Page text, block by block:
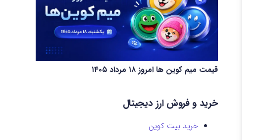
قیمت میم کوین‌ ها امروز ۱۸ مرداد ۱۴۰۵
خرید و فروش ارز دیجیتال
خرید بیت کوین